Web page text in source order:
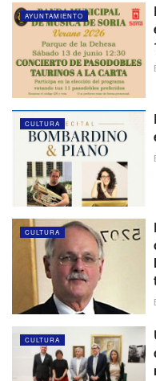
AYUNTAMIENTO
CULTURA
CULTURA
CULTURA